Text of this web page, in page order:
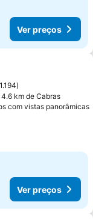
Ver preços
favoritos
1.194
km de Cabras
com vistas panorâmicas
Ver preços